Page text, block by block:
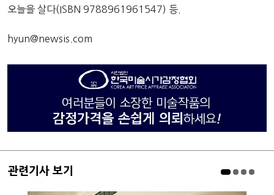
오늘을 살다(ISBN 9788961961547) 등.
hyun@newsis.com
관련기사 보기